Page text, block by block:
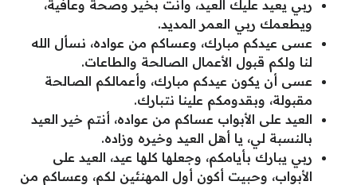
ربي يعيد عليك العيد، وأنت بخير وصحة وعافية،
ويطعمك ربي العمر المديد.
عسى عيدكم مبارك، وعساكم من عواده، نسأل الله
لنا ولكم قبول الأعمال الصالحة والطاعات.
عسى أن يكون عيدكم مبارك، وأعمالكم الصالحة
مقبولة، وبقدومكم علينا نتبارك.
العيد على الأبواب عساكم من عواده، أنتم خير العيد
بالنسبة لي، يا أهل العيد وخيره وزاده.
ربي يبارك بأيامكم، وجعلها كلها عيد، العيد على
الأبواب، وحبيت أكون أول المهنئين لكم، وعساكم من